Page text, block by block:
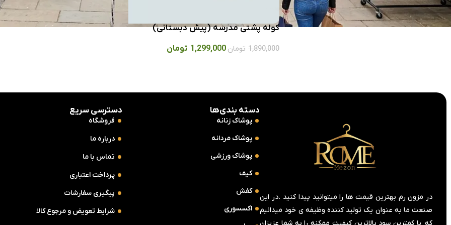
کوله پشتی مدرسه (پیش دبستانی)
1,890,000 تومان1,299,000 تومان
در مزون رم بهترین قیمت ها را میتوانید پیدا کنید .در این
صنعت ما به عنوان یک تولید کننده وظیفه ی خود میدانیم
دسته بندی‌ها
پوشاک زنانه
پوشاک مردانه
پوشاک ورزشی
کیف
کفش
اکسسوری
دسترسی سریع
فروشگاه
درباره ما
تماس با ما
پرداخت اعتباری
پیگیری سفارشات
شرایط تعویض و مرجوع کالا